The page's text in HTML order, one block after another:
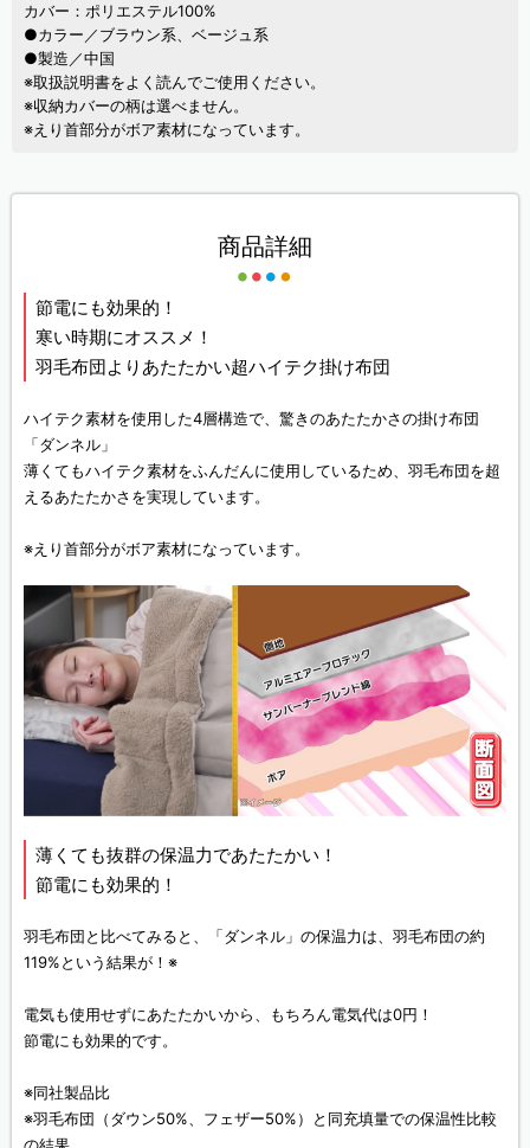
カバー：ポリエステル100%
●カラー／ブラウン系、ベージュ系
●製造／中国
※取扱説明書をよく読んでご使用ください。
※収納カバーの柄は選べません。
※えり首部分がボア素材になっています。
商品詳細
節電にも効果的！
寒い時期にオススメ！
羽毛布団よりあたたかい超ハイテク掛け布団
ハイテク素材を使用した4層構造で、驚きのあたたかさの掛け布団
「ダンネル」
薄くてもハイテク素材をふんだんに使用しているため、羽毛布団を超
えるあたたかさを実現しています。
※えり首部分がボア素材になっています。
薄くても抜群の保温力であたたかい！
節電にも効果的！
羽毛布団と比べてみると、「ダンネル」の保温力は、羽毛布団の約
119%という結果が！※
電気も使用せずにあたたかいから、もちろん電気代は0円！
節電にも効果的です。
※同社製品比
※羽毛布団（ダウン50%、フェザー50%）と同充填量での保温性比較